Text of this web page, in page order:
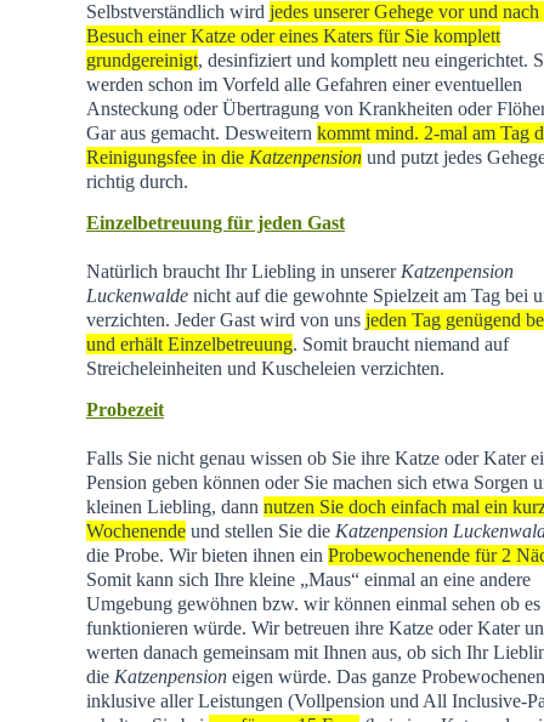
Selbstverständlich wird jedes unserer Gehege vor und nach
Besuch einer Katze oder eines Katers für Sie komplett
grundgereinigt, desinfiziert und komplett neu eingerichtet.
werden schon im Vorfeld alle Gefahren einer eventuellen
Ansteckung oder Übertragung von Krankheiten oder
Gar aus gemacht. Desweitern kommt mind. 2-mal am Tag
Reinigungsfee in die Katzenpensionund putzt jedes
richtig durch.
Einzelbetreuung für jeden Gast
Natürlich braucht Ihr Liebling in unserer Katzenpension
Luckenwaldenicht auf die gewohnte Spielzeit am Tag bei
verzichten. Jeder Gast wird von uns jeden Tag genügend
und erhält Einzelbetreuung. Somit braucht niemand auf
Streicheleinheiten und Kuscheleien verzichten.
Probezeit
Falls Sie nicht genau wissen ob Sie ihre Katze oder Kater
Pension geben können oder Sie machen sich etwa Sorgen
kleinen Liebling, dann nutzen Sie doch einfach mal ein
Wochenendeund stellen Sie die Katzenpension
die Probe. Wir bieten ihnen ein Probewochenende für 2
Somit kann sich Ihre kleine „Maus“ einmal an eine andere
Umgebung gewöhnen bzw. wir können einmal sehen ob es
funktionieren würde. Wir betreuen ihre Katze oder Kater
werten danach gemeinsam mit Ihnen aus, ob sich Ihr
die Katzenpensioneigen würde. Das ganze
inklusive aller Leistungen (Vollpension und All Inclusive-